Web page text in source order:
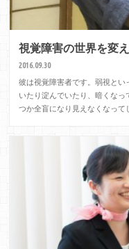
視覚障害の世界を変
2016.09.30
彼は視覚障害者です。弱視と
いたり淀んでいたり、暗くな
つか全盲になり見えなくなって